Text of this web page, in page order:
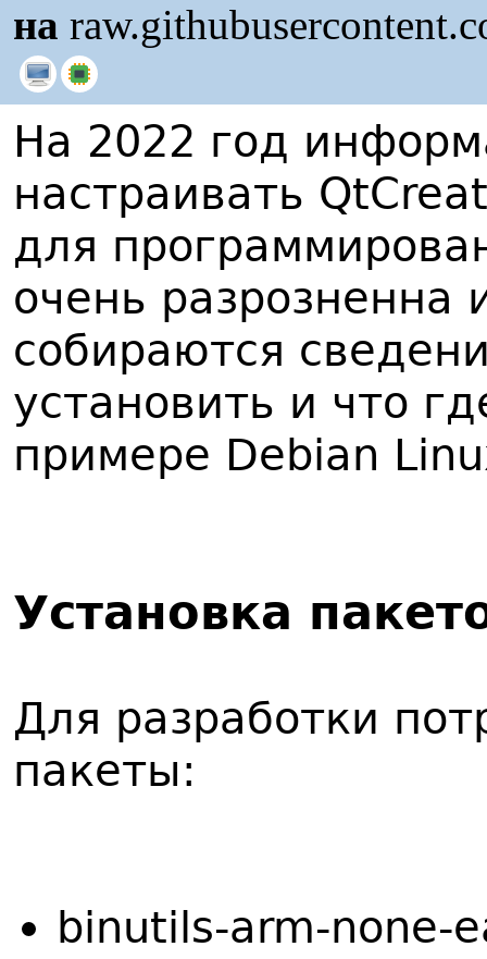
на
На 2022 год
настраивать
для
очень разрозненна
собираются
установить и что
примере Debian
Установка
Для разработки
пакеты:
binutils-arm-none-